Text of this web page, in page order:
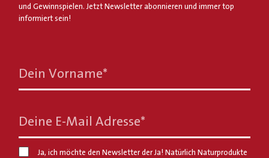
und Gewinnspielen. Jetzt Newsletter abonnieren und immer top
informiert sein!
Dein Vorname*
Deine E-Mail Adresse*
Ja, ich möchte den Newsletter der Ja! Natürlich Naturprodukte